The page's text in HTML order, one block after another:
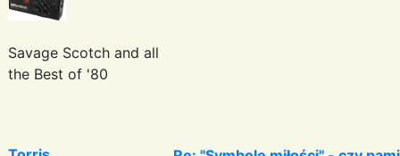
Savage Scotch and all
the Best of '80